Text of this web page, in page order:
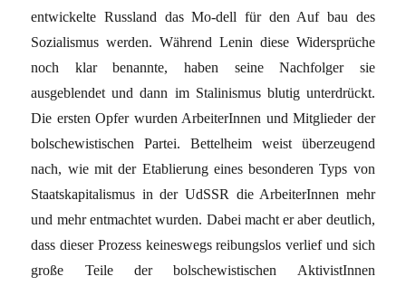
entwickelte Russland das Mo-dell für den Auf bau des
Sozialismus werden. Während Lenin diese Widersprüche
noch klar benannte, haben seine Nachfolger sie
ausgeblendet und dann im Stalinismus blutig unterdrückt.
Die ersten Opfer wurden ArbeiterInnen und Mitglieder der
bolschewistischen Partei. Bettelheim weist überzeugend
nach, wie mit der Etablierung eines besonderen Typs von
Staatskapitalismus in der UdSSR die ArbeiterInnen mehr
und mehr entmachtet wurden. Dabei macht er aber deutlich,
dass dieser Prozess keineswegs reibungslos verlief und sich
große Teile der bolschewistischen AktivistInnen